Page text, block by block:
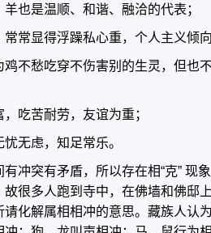
也是温顺、和谐、融洽的代表；
常显得浮躁私心重，个人主义倾向
不愁吃穿不伤害别的生灵，但也
吃苦耐劳，友谊为重；
无虑，知足常乐。
冲突有矛盾，所以存在相“克” 现
很多人跑到寺中，在佛墙和佛邸
化解属相相冲的意思。藏族人认